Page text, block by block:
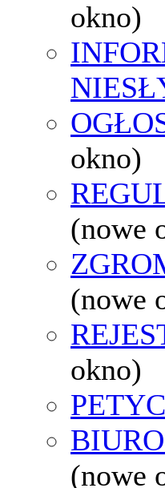
okno)
okno)
(nowe
(nowe
okno)
(nowe